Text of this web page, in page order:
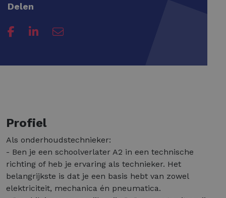
Delen
Profiel
Als onderhoudstechnieker:
- Ben je een schoolverlater A2 in een technische
richting of heb je ervaring als technieker. Het
belangrijkste is dat je een basis hebt van zowel
elektriciteit, mechanica én pneumatica.